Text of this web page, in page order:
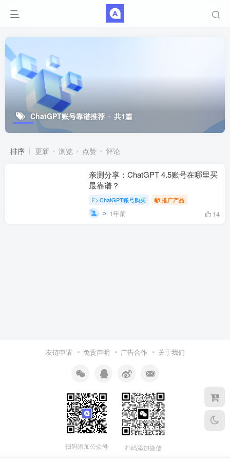
ChatGPT账号靠谱推荐 共1篇
排序 更新 浏览 点赞 评论
亲测分享：ChatGPT 4.5账号在哪里买
最靠谱？
ChatGPT账号购买 推广产品
1年前 14
友链申请 免责声明 广告合作 关于我们
扫码添加公众号 扫码添加微信